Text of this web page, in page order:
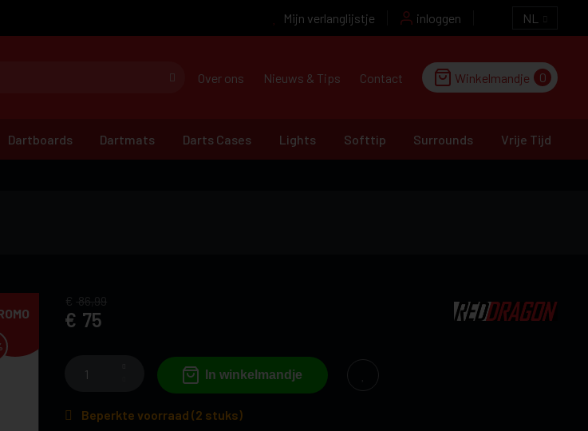
Mijn verlanglijstje inloggen NL
Over ons Nieuws & Tips Contact Winkelmandje 0
Dartboards Dartmats Darts Cases Lights Softtip Surrounds Vrije Tijd
86,99
75
In winkelmandje
Beperkte voorraad (2 stuks)